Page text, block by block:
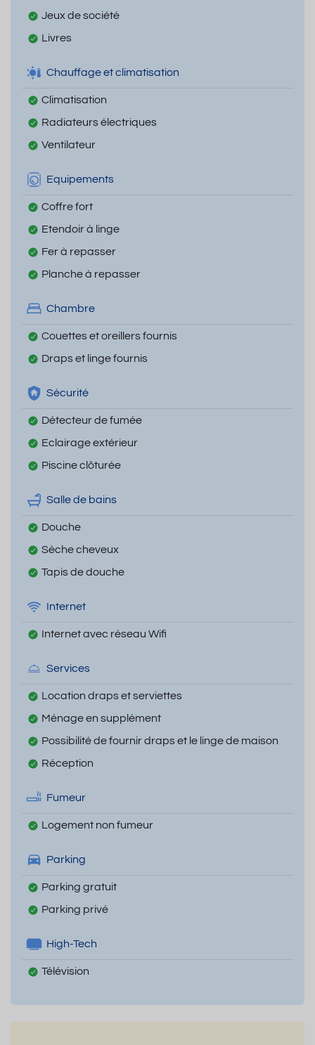
Jeux de société
Livres
Chauffage et climatisation
Climatisation
Radiateurs électriques
Ventilateur
Equipements
Coffre fort
Etendoir à linge
Fer à repasser
Planche à repasser
Chambre
Couettes et oreillers fournis
Draps et linge fournis
Sécurité
Détecteur de fumée
Eclairage extérieur
Piscine clôturée
Salle de bains
Douche
Sèche cheveux
Tapis de douche
Internet
Internet avec réseau Wifi
Services
Location draps et serviettes
Ménage en supplément
Possibilité de fournir draps et le linge de maison
Réception
Fumeur
Logement non fumeur
Parking
Parking gratuit
Parking privé
High-Tech
Télévision